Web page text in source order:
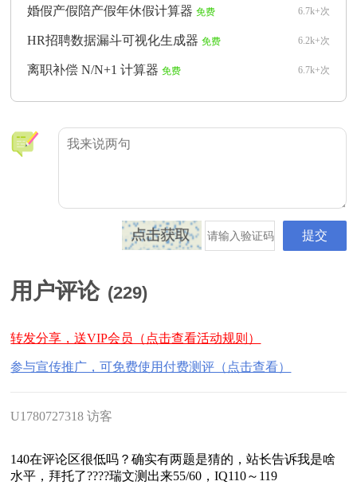
6.7k+次
婚假产假陪产假年休假计算器 免费
6.2k+次
HR招聘数据漏斗可视化生成器 免费
6.7k+次
离职补偿 N/N+1 计算器 免费
用户评论 (229)
转发分享，送VIP会员（点击查看活动规则）
参与宣传推广，可免费使用付费测评（点击查看）
U1780727318 访客
140在评论区很低吗？确实有两题是猜的，站长告诉我是啥
水平，拜托了????瑞文测出来55/60，IQ110～119